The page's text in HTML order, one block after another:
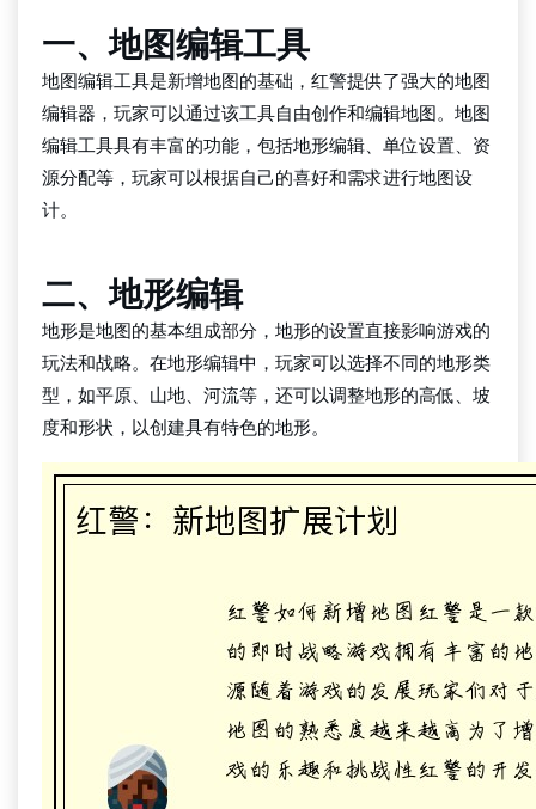
一、地图编辑工具
地图编辑工具是新增地图的基础，红警提供了强大的地图
编辑器，玩家可以通过该工具自由创作和编辑地图。地图
编辑工具具有丰富的功能，包括地形编辑、单位设置、资
源分配等，玩家可以根据自己的喜好和需求进行地图设
计。
二、地形编辑
地形是地图的基本组成部分，地形的设置直接影响游戏的
玩法和战略。在地形编辑中，玩家可以选择不同的地形类
型，如平原、山地、河流等，还可以调整地形的高低、坡
度和形状，以创建具有特色的地形。